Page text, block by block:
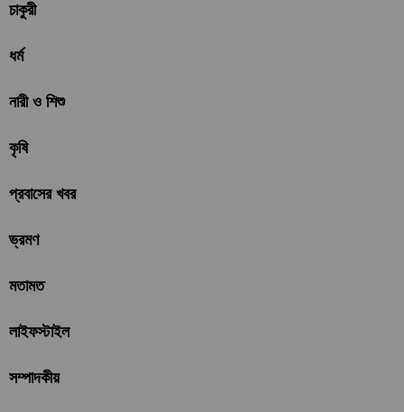
চাকুরী
ধর্ম
নারী ও শিশু
কৃষি
প্রবাসের খবর
ভ্রমণ
মতামত
লাইফস্টাইল
সম্পাদকীয়